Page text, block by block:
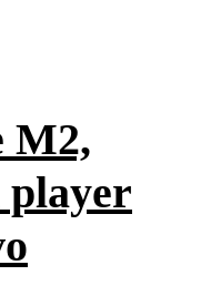
M2,
player